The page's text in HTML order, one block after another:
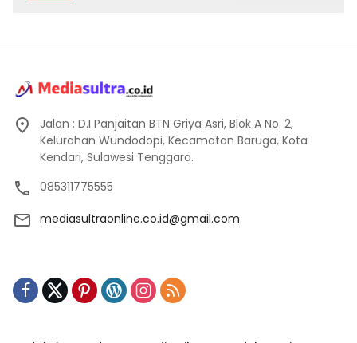
Jalan : D.I Panjaitan BTN Griya Asri, Blok A No. 2,
Kelurahan Wundodopi, Kecamatan Baruga, Kota
Kendari, Sulawesi Tenggara.
085311775555
mediasultraonline.co.id@gmail.com